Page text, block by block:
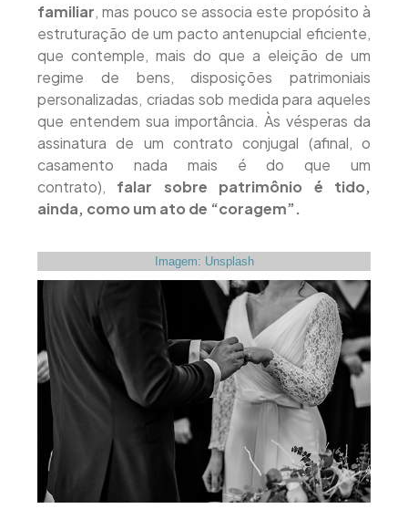
familiar, mas pouco se associa este propósito à
estruturação de um pacto antenupcial eficiente,
que contemple, mais do que a eleição de um
regime de bens, disposições patrimoniais
personalizadas, criadas sob medida para aqueles
que entendem sua importância. Às vésperas da
assinatura de um contrato conjugal (afinal, o
casamento nada mais é do que um
contrato), falar sobre patrimônio é tido,
ainda, como um ato de “coragem”.
Imagem: Unsplash